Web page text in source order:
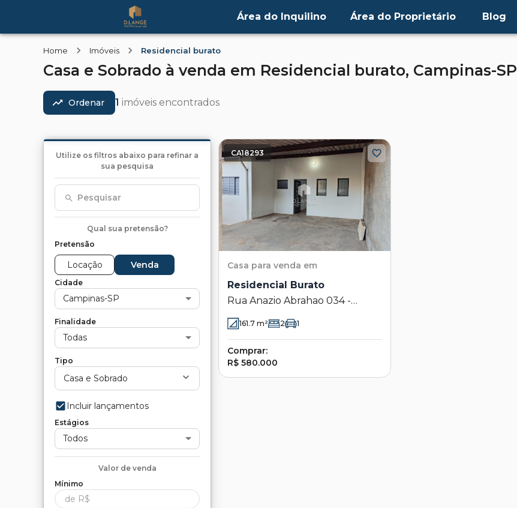
Área do Inquilino Área do Proprietário Blog
Home Imóveis Residencial burato
Casa e Sobrado à venda em Residencial burato, Campinas-SP
Ordenar 1 imóveis encontrados
Utilize os filtros abaixo para refinar a
sua pesquisa
Pesquisar
Qual sua pretensão?
Pretensão
Locação Venda
Cidade
Campinas-SP
Finalidade
Todas
Tipo
Casa e Sobrado
Incluir lançamentos
Estágios
Todos
Valor de venda
Mínimo
CA18293
Casa para venda em
Residencial Burato
Rua Anazio Abrahao 034 -
Residencial Burato - Campinas -
SP161.7 m² 2 1
Comprar:
R$ 580.000